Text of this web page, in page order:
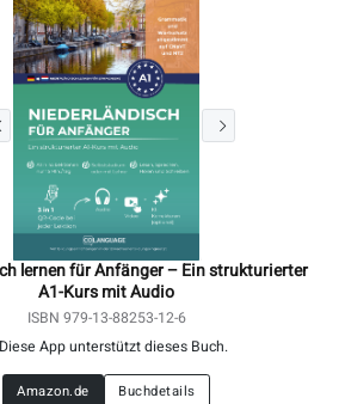
lernen für Anfänger – Ein strukturierter
A1-Kurs mit Audio
ISBN 979-13-88253-12-6
Diese App unterstützt dieses Buch.
Amazon.de Buchdetails